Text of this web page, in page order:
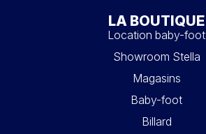
LA BOUTIQUE
Location baby-foot
Showroom Stella
Magasins
Baby-foot
Billard